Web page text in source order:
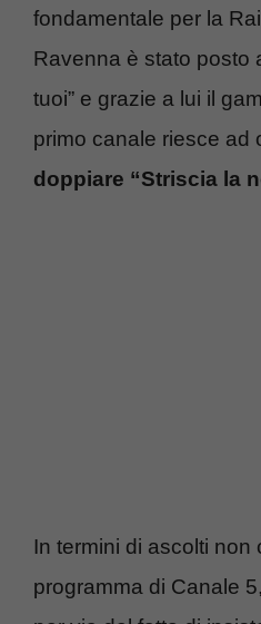
fondamentale per la
Ravenna è stato posto
tuoi” e grazie a lui il
primo canale riesce ad
doppiare “Striscia la
In termini di ascolti non
programma di Canale